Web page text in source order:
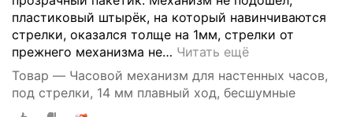
пластиковый штырёк, на который навинчиваются
стрелки, оказался толще на 1мм, стрелки от
прежнего механизма не… Читать ещё
Товар — Часовой механизм для настенных часов,
под стрелки, 14 мм плавный ход, бесшумные